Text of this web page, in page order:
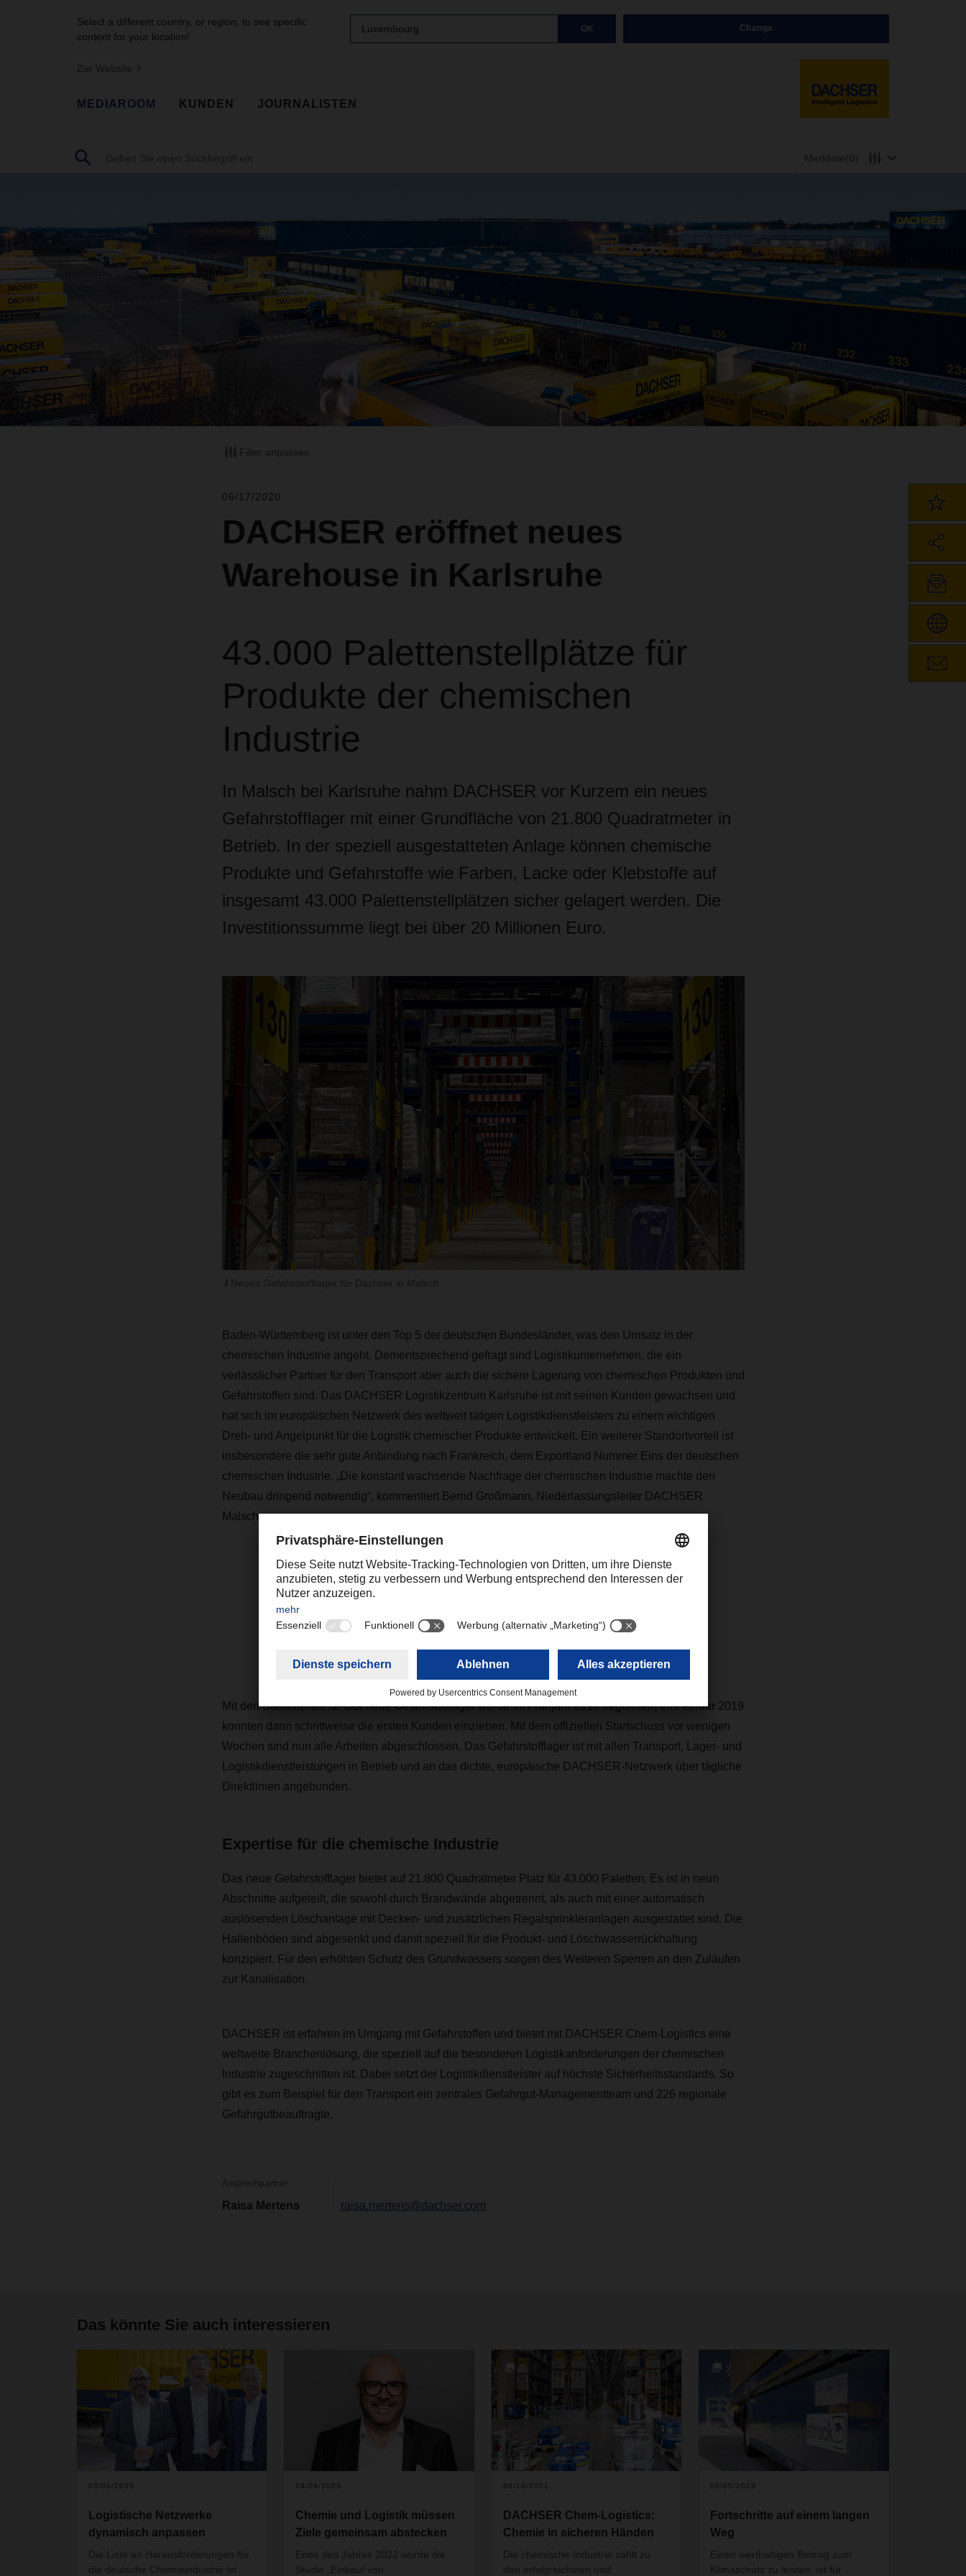
Select a different country, or region, to see specific
content for your location!
Luxembourg OK Change
Zur Website
MEDIAROOM KUNDEN JOURNALISTEN
Merkliste(0)
Filter anpassen
06/17/2020
DACHSER eröffnet neues
Warehouse in Karlsruhe
43.000 Palettenstellplätze für
Produkte der chemischen
Industrie
In Malsch bei Karlsruhe nahm DACHSER vor Kurzem ein neues
Gefahrstofflager mit einer Grundfläche von 21.800 Quadratmeter in
Betrieb. In der speziell ausgestatteten Anlage können chemische
Produkte und Gefahrstoffe wie Farben, Lacke oder Klebstoffe auf
insgesamt 43.000 Palettenstellplätzen sicher gelagert werden. Die
Investitionssumme liegt bei über 20 Millionen Euro.
Baden-Württemberg ist unter den Top 5 der deutschen Bundesländer, was den Umsatz in der
chemischen Industrie angeht. Dementsprechend gefragt sind Logistikunternehmen, die ein
verlässlicher Partner für den Transport aber auch die sichere Lagerung von chemischen Produkten und
Gefahrstoffen sind. Das DACHSER Logistikzentrum Karlsruhe ist mit seinen Kunden gewachsen und
hat sich im europäischen Netzwerk des weltweit tätigen Logistikdienstleisters zu einem wichtigen
Dreh- und Angelpunkt für die Logistik chemischer Produkte entwickelt. Ein weiterer Standortvorteil ist
insbesondere die sehr gute Anbindung nach Frankreich, dem Exportland Nummer Eins der deutschen
chemischen Industrie. „Die konstant wachsende Nachfrage der chemischen Industrie machte den
Neubau dringend notwendig“, kommentiert Bernd Großmann, Niederlassungsleiter DACHSER
Malsch.
“Die konstant wachsende Nachfrage der chemischen
Industrie machte den Neubau dringend notwendig.”
Bernd Großmann, Niederlassungsleiter DACHSER Malsch
Mit den Bauarbeiten für das neue Gefahrstofflager wurde im Frühjahr 2018 begonnen, im Februar 2019
konnten dann schrittweise die ersten Kunden einziehen. Mit dem offiziellen Startschuss vor wenigen
Wochen sind nun alle Arbeiten abgeschlossen. Das Gefahrstofflager ist mit allen Transport, Lager- und
Logistikdienstleistungen in Betrieb und an das dichte, europäische DACHSER-Netzwerk über tägliche
Direktlinien angebunden.
Expertise für die chemische Industrie
Das neue Gefahrstofflager bietet auf 21.800 Quadratmeter Platz für 43.000 Paletten. Es ist in neun
Abschnitte aufgeteilt, die sowohl durch Brandwände abgetrennt, als auch mit einer automatisch
auslösenden Löschanlage mit Decken- und zusätzlichen Regalsprinkleranlagen ausgestattet sind. Die
Hallenböden sind abgesenkt und damit speziell für die Produkt- und Löschwasserrückhaltung
konzipiert. Für den erhöhten Schutz des Grundwassers sorgen des Weiteren Sperren an den Zuläufen
zur Kanalisation.
DACHSER ist erfahren im Umgang mit Gefahrstoffen und bietet mit DACHSER Chem-Logistics eine
weltweite Branchenlösung, die speziell auf die besonderen Logistikanforderungen der chemischen
Industrie zugeschnitten ist. Dabei setzt der Logistikdienstleister auf höchste Sicherheitsstandards. So
gibt es zum Beispiel für den Transport ein zentrales Gefahrgut-Managementteam und 226 regionale
Gefahrgutbeauftragte.
Ansprechpartner
Raisa Mertens raisa.mertens@dachser.com
Das könnte Sie auch interessieren
03/06/2025
Logistische Netzwerke
dynamisch anpassen
Die Liste an Herausforderungen für
die deutsche Chemieindustrie ist
04/26/2023
Chemie und Logistik müssen
Ziele gemeinsam abstecken
Ende des Jahres 2022 wurde die
Studie „Einkauf von
3
06/16/2021
DACHSER Chem-Logistics:
Chemie in sicheren Händen
Die chemische Industrie zählt zu
den erfolgreichsten und
2
09/05/2023
Fortschritte auf einem langen
Weg
Einen werthaltigen Beitrag zum
Klimaschutz zu leisten, ist für